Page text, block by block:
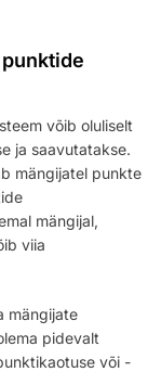
võib oluliselt
ja saavutatakse.
mängijatel punkte
mängijal,
viia
mängijate
pidevalt
või -